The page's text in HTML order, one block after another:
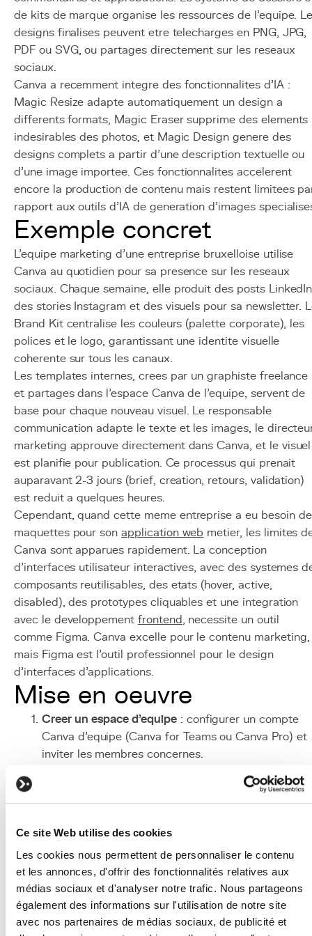
Ce site Web utilise des cookies
Les cookies nous permettent de personnaliser le contenu
et les annonces, d'offrir des fonctionnalités relatives aux
médias sociaux et d'analyser notre trafic. Nous partageons
également des informations sur l'utilisation de notre site
avec nos partenaires de médias sociaux, de publicité et
de kits de marque organise les ressources de l'equipe.
designs finalises peuvent etre telecharges en PNG, JPG,
PDF ou SVG, ou partages directement sur les reseaux
sociaux.
Canva a recemment integre des fonctionnalites d'IA :
Magic Resize adapte automatiquement un design a
differents formats, Magic Eraser supprime des elements
indesirables des photos, et Magic Design genere des
designs complets a partir d'une description textuelle ou
d'une image importee. Ces fonctionnalites accelerent
encore la production de contenu mais restent limitees
rapport aux outils d'IA de generation d'images
Exemple concret
L'equipe marketing d'une entreprise bruxelloise utilise
Canva au quotidien pour sa presence sur les reseaux
sociaux. Chaque semaine, elle produit des posts
des stories Instagram et des visuels pour sa newsletter.
Brand Kit centralise les couleurs (palette corporate), les
polices et le logo, garantissant une identite visuelle
coherente sur tous les canaux.
Les templates internes, crees par un graphiste freelance
et partages dans l'espace Canva de l'equipe, servent de
base pour chaque nouveau visuel. Le responsable
communication adapte le texte et les images, le
marketing approuve directement dans Canva, et le visuel
est planifie pour publication. Ce processus qui prenait
auparavant 2-3 jours (brief, creation, retours, validation)
est reduit a quelques heures.
Cependant, quand cette meme entreprise a eu besoin de
maquettes pour sonapplication web metier, les limites
Canva sont apparues rapidement. La conception
d'interfaces utilisateur interactives, avec des systemes
composants reutilisables, des etats (hover, active,
disabled), des prototypes cliquables et une integration
avec le developpement frontend, necessite un outil
comme Figma. Canva excelle pour le contenu marketing,
mais Figma est l'outil professionnel pour le design
d'interfaces d'applications.
Mise en oeuvre
Creer un espace d'equipe: configurer un compte
Canva d'equipe (Canva for Teams ou Canva Pro) et
inviter les membres concernes.
: importer le logo, definir
couleurs de la charte graphique et ajouter les
personnalisees pour garantir la coherence de
concevoir par un graphiste les templates de
reference pour les formats les plus utilises (posts
sociaux, presentations, documents).
Organiser les dossiers: structurer l'espace avec
dossiers par projet, par type de contenu et par